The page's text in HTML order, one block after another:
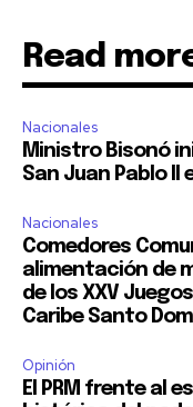
Read
Nacionales
Ministro Bisonó
San Juan Pablo II
Nacionales
Comedores
alimentación de
de los XXV
Caribe Santo
Opinión
El PRM frente al